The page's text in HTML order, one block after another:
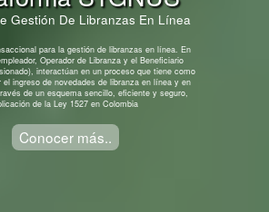
Gestión De Libranzas En Línea
para la gestión de libranzas en línea. En
Operador de Libranza y el Beneficiario
interactúan en un proceso que tiene como
el ingreso de novedades de libranza en línea y en
de un esquema sencillo, eficiente y seguro,
de la Ley 1527 en Colombia
Conocer más..